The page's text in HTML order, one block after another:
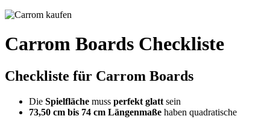
Carrom Boards Checkliste
Checkliste für Carrom Boards
Die Spielfläche muss perfekt glatt sein
73,50 cm bis 74 cm Längenmaße haben quadratische